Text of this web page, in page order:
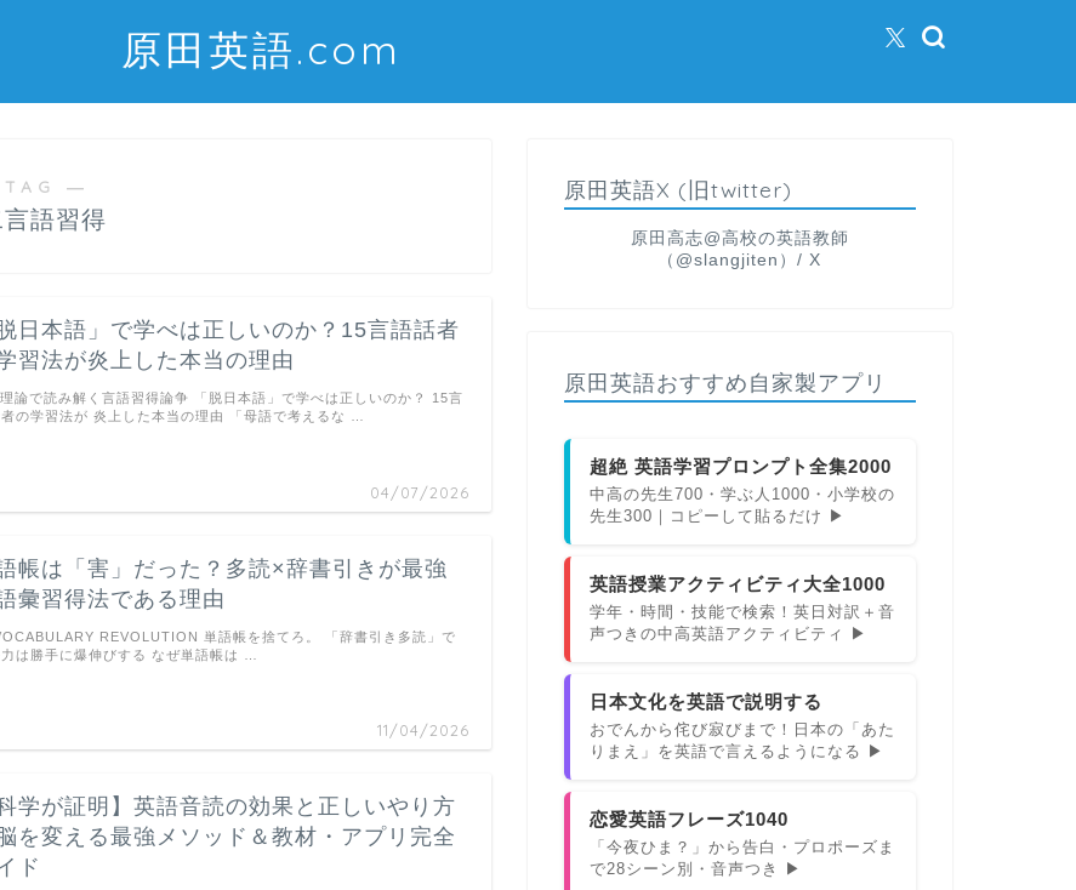
原田英語.com
―
語習得
脱日本語」で学べは正しいのか？15言語話者
習法が炎上した本当の理由
04/07/2026
論で読み解く言語習得論争 「脱日本語」で学べは正しいのか？ 15言
の学習法が 炎上した本当の理由 「母語で考えるな …
帳は「害」だった？多読×辞書引きが最強
彙習得法である理由
11/04/2026
REVOLUTION 単語帳を捨てろ。 「辞書引き多読」で
は勝手に爆伸びする なぜ単語帳は …
科学が証明】英語音読の効果と正しいやり方
脳を変える最強メソッド＆教材・アプリ完全
ド
原田英語X (旧twitter)
原田高志@高校の英語教師
（@slangjiten）/ X
原田英語おすすめ自家製アプリ
超絶 英語学習プロンプト全集2000
中高の先生700・学ぶ人1000・小学校の
先生300｜コピーして貼るだけ ▶
英語授業アクティビティ大全1000
学年・時間・技能で検索！英日対訳＋音
声つきの中高英語アクティビティ ▶
日本文化を英語で説明する
おでんから侘び寂びまで！日本の「あた
りまえ」を英語で言えるようになる ▶
恋愛英語フレーズ1040
「今夜ひま？」から告白・プロポーズま
で28シーン別・音声つき ▶